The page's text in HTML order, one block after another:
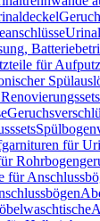
für Aufputz
für
für